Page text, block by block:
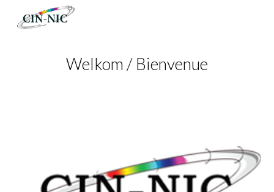
Skip to main content
Welkom / Bienvenue